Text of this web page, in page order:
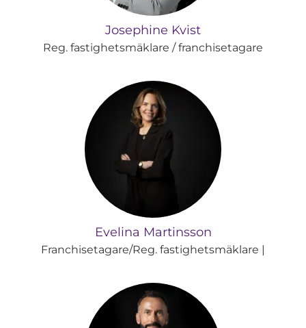
Josephine Kvist
Reg. fastighetsmäklare / franchisetagare
Evelina Martinsson
Franchisetagare/Reg. fastighetsmäklare |